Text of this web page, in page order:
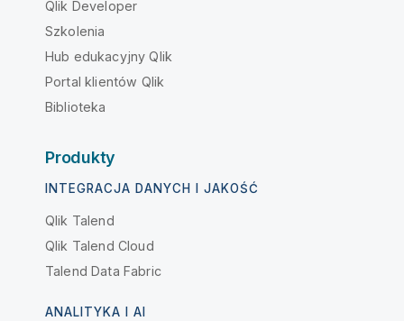
Qlik Developer
Szkolenia
Hub edukacyjny Qlik
Portal klientów Qlik
Biblioteka
Produkty
INTEGRACJA DANYCH I JAKOŚĆ
Qlik Talend
Qlik Talend Cloud
Talend Data Fabric
ANALITYKA I AI